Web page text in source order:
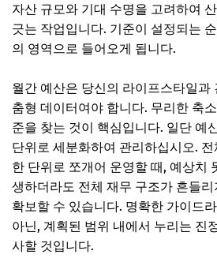
자산 규모와 기대 수명을 고려하여
긋는 작업입니다. 기준이 설정되는
의 영역으로 들어오게 됩니다.
월간 예산은 당신의 라이프스타일과
춤형 데이터여야 합니다. 무리한 축
준을 찾는 것이 핵심입니다. 일단 예
단위로 세분화하여 관리하십시오.
한 단위로 쪼개어 운영할 때, 예상치
생하더라도 전체 재무 구조가 흔들
확보할 수 있습니다. 명확한 가이드
아닌, 계획된 범위 내에서 누리는 진
사할 것입니다.